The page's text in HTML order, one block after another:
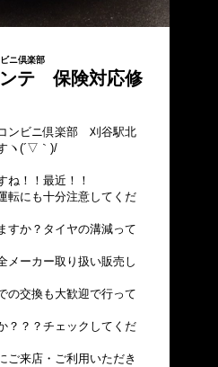
ニ倶楽部
テ 保険対応修
ンビニ倶楽部 刈谷駅北
ヽ(´▽｀)/
ね！！最近！！
転にも十分注意してくだ
すか？タイヤの溝減って
メーカー取り扱い販売し
の交換も大歓迎で行って
？？？チェックしてくだ
ご来店・ご利用いただき